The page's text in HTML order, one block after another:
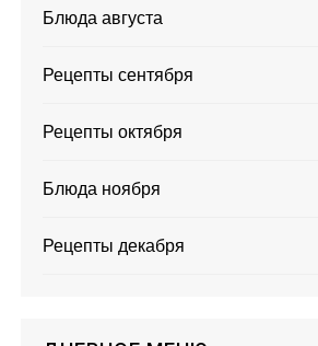
Блюда августа
Рецепты сентября
Рецепты октября
Блюда ноября
Рецепты декабря